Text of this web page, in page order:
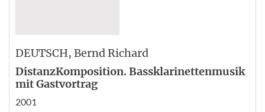
DEUTSCH, Bernd Richard
DistanzKomposition. Bassklarinettenmusik
mit Gastvortrag
2001